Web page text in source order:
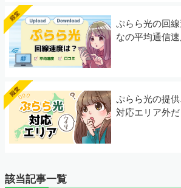
ぷらら光の回
なの平均通信
ぷらら光の提供
対応エリア外
該当記事一覧